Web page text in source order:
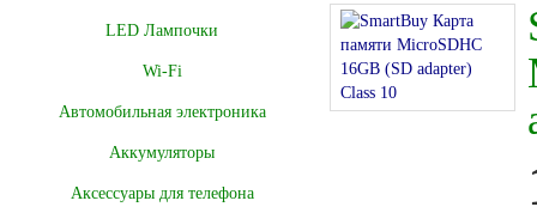
LED Лампочки
Wi-Fi
Автомобильная электроника
Аккумуляторы
Аксессуары для телефона